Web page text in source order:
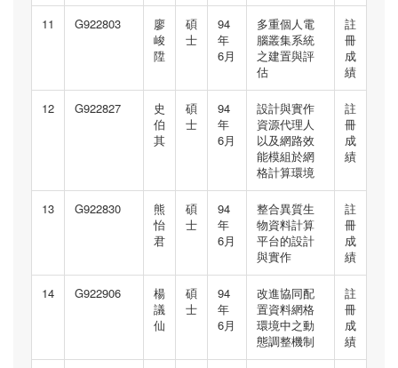
11 G922803
廖
峻
陞
碩
士
94
年
6月
多重個人電
腦叢集系統
之建置與評
估
註
冊
成
績
12 G922827
史
伯
其
碩
士
94
年
6月
設計與實作
資源代理人
以及網路效
能模組於網
格計算環境
註
冊
成
績
13 G922830
熊
怡
君
碩
士
94
年
6月
整合異質生
物資料計算
平台的設計
與實作
註
冊
成
績
14 G922906
楊
議
仙
碩
士
94
年
6月
改進協同配
置資料網格
環境中之動
態調整機制
註
冊
成
績